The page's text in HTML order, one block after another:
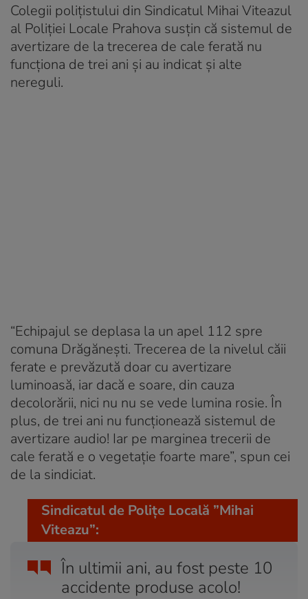
Colegii polițistului din Sindicatul Mihai Viteazul
al Poliției Locale Prahova susțin că sistemul de
avertizare de la trecerea de cale ferată nu
funcționa de trei ani și au indicat și alte
nereguli.
“Echipajul se deplasa la un apel 112 spre
comuna Drăgănești. Trecerea de la nivelul căii
ferate e prevăzută doar cu avertizare
luminoasă, iar dacă e soare, din cauza
decolorării, nici nu nu se vede lumina rosie. În
plus, de trei ani nu funcționează sistemul de
avertizare audio! Iar pe marginea trecerii de
cale ferată e o vegetație foarte mare”, spun cei
de la sindiciat.
În ultimii ani, au fost peste 10
accidente produse acolo!
Sindicatul de Polițe Locală ”Mihai
Viteazu”: